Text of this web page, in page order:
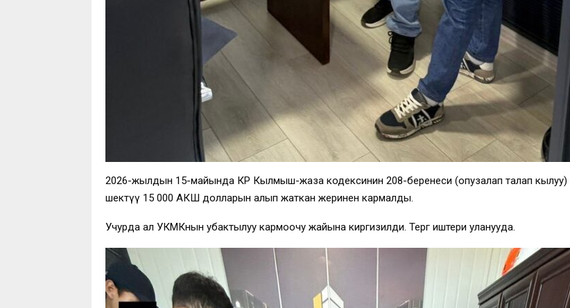
2026-жылдын 15-майында КР Кылмыш-жаза кодексинин 208-беренеси (опузалап талап
шектүү 15 000 АКШ долларын алып жаткан жеринен кармалды.
Учурда ал УКМКнын убактылуу кармоочу жайына киргизилди. Тергөө иштери уланууда.